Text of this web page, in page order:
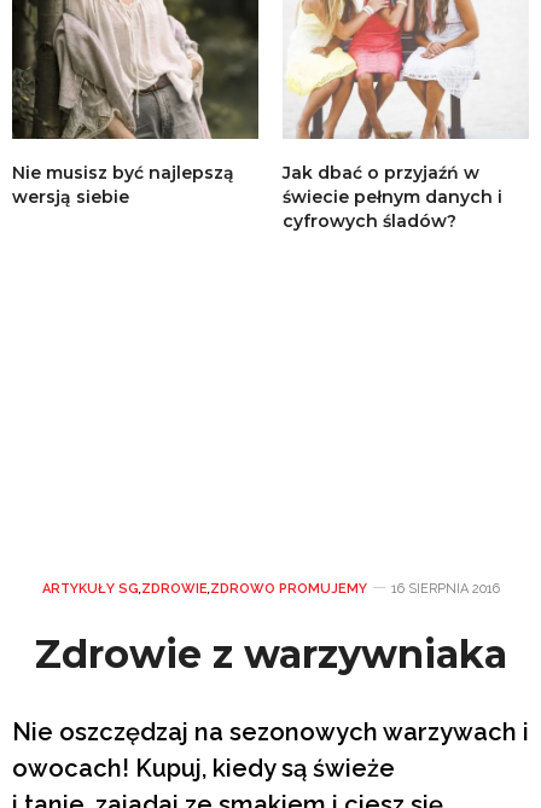
Nie musisz być najlepszą
wersją siebie
Jak dbać o przyjaźń w
świecie pełnym danych i
cyfrowych śladów?
ARTYKUŁY SG,ZDROWIE,ZDROWO PROMUJEMY 16 SIERPNIA 2016
Zdrowie z warzywniaka
Nie oszczędzaj na sezonowych warzywach i
owocach! Kupuj, kiedy są świeże